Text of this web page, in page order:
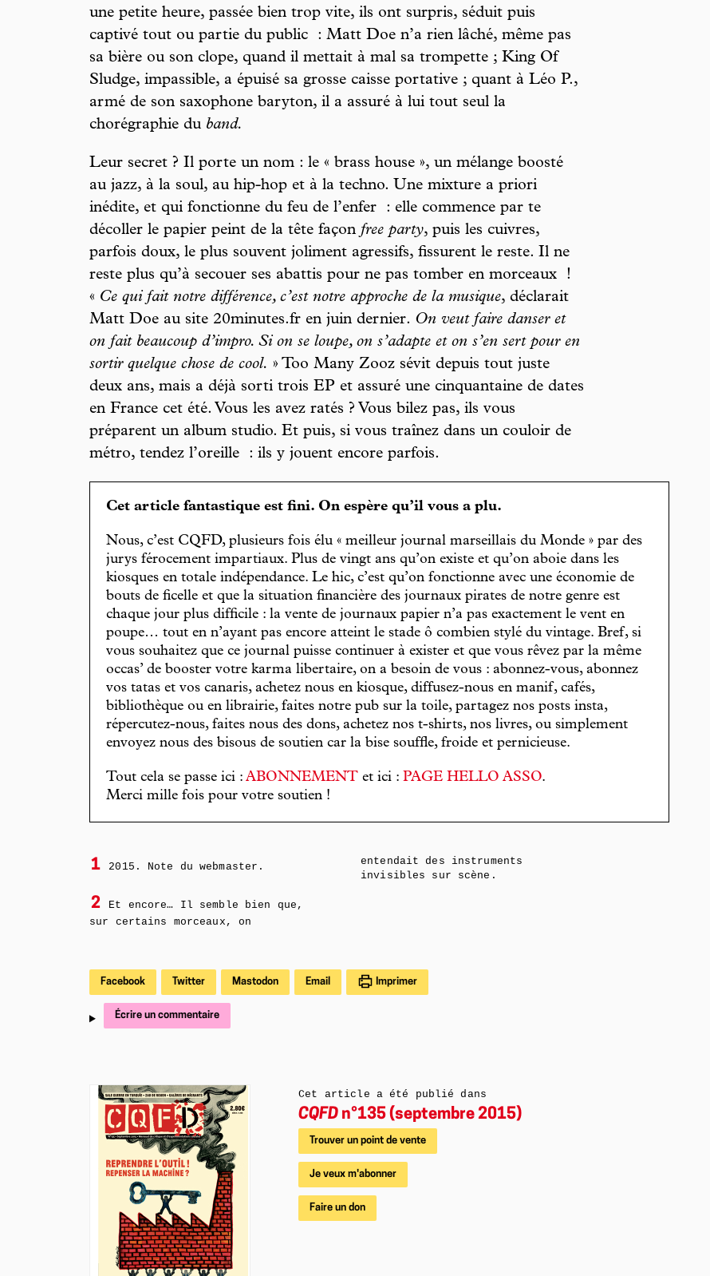
une petite heure, passée bien trop vite, ils ont surpris, séduit puis
captivé tout ou partie du public : Matt Doe n’a rien lâché, même pas
sa bière ou son clope, quand il mettait à mal sa trompette ; King Of
Sludge, impassible, a épuisé sa grosse caisse portative ; quant à Léo P.,
armé de son saxophone baryton, il a assuré à lui tout seul la
chorégraphie du band.
Leur secret ? Il porte un nom : le « brass house », un mélange boosté
au jazz, à la soul, au hip-hop et à la techno. Une mixture a priori
inédite, et qui fonctionne du feu de l’enfer : elle commence par te
décoller le papier peint de la tête façon free party, puis les cuivres,
parfois doux, le plus souvent joliment agressifs, fissurent le reste. Il ne
reste plus qu’à secouer ses abattis pour ne pas tomber en morceaux !
« Ce qui fait notre différence, c’est notre approche de la musique, déclarait
Matt Doe au site 20minutes.fr en juin dernier. On veut faire danser et
on fait beaucoup d’impro. Si on se loupe, on s’adapte et on s’en sert pour en
sortir quelque chose de cool. » Too Many Zooz sévit depuis tout juste
deux ans, mais a déjà sorti trois EP et assuré une cinquantaine de dates
en France cet été. Vous les avez ratés ? Vous bilez pas, ils vous
préparent un album studio. Et puis, si vous traînez dans un couloir de
métro, tendez l’oreille : ils y jouent encore parfois.
Cet article fantastique est fini. On espère qu’il vous a plu.
Nous, c’est CQFD, plusieurs fois élu « meilleur journal marseillais du Monde » par des
jurys férocement impartiaux. Plus de vingt ans qu’on existe et qu’on aboie dans les
kiosques en totale indépendance. Le hic, c’est qu’on fonctionne avec une économie de
bouts de ficelle et que la situation financière des journaux pirates de notre genre est
chaque jour plus difficile : la vente de journaux papier n’a pas exactement le vent en
poupe… tout en n’ayant pas encore atteint le stade ô combien stylé du vintage. Bref, si
vous souhaitez que ce journal puisse continuer à exister et que vous rêvez par la même
occas’ de booster votre karma libertaire, on a besoin de vous : abonnez-vous, abonnez
vos tatas et vos canaris, achetez nous en kiosque, diffusez-nous en manif, cafés,
bibliothèque ou en librairie, faites notre pub sur la toile, partagez nos posts insta,
répercutez-nous, faites nous des dons, achetez nos t-shirts, nos livres, ou simplement
envoyez nous des bisous de soutien car la bise souffle, froide et pernicieuse.
Tout cela se passe ici : ABONNEMENT et ici : PAGE HELLO ASSO.
Merci mille fois pour votre soutien !
1 2015. Note du webmaster.
2
Et encore… Il semble bien que,
sur certains morceaux, on
entendait des instruments
invisibles sur scène.
Facebook Twitter Mastodon Email Imprimer
Écrire un commentaire
Cet article a été publié dans
CQFD n°135 (septembre 2015)
Trouver un point de vente
Je veux m'abonner
Faire un don